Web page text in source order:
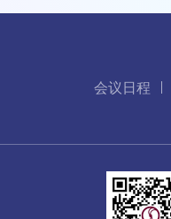
会议日程